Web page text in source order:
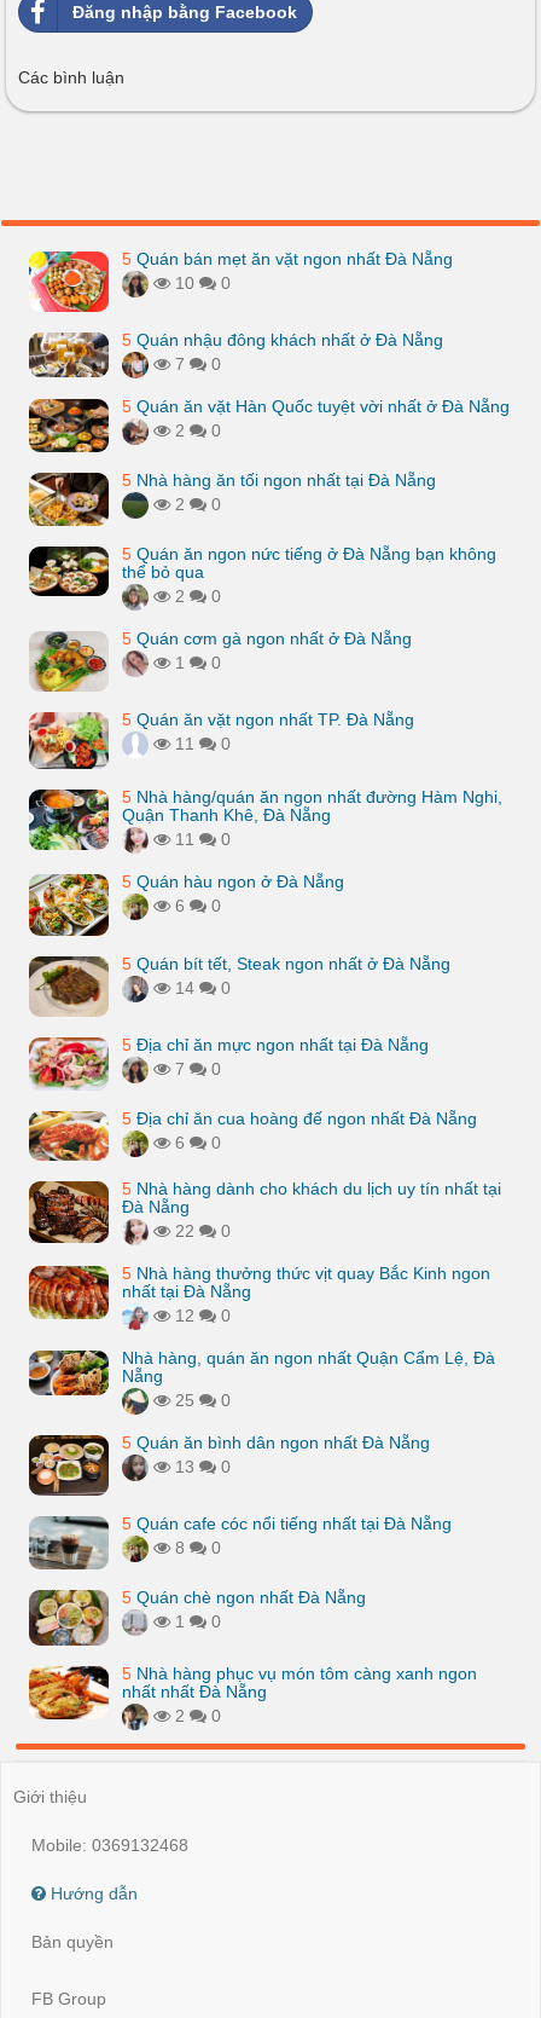
Đăng nhập bằng Facebook
Các bình luận
5 Quán bán mẹt ăn vặt ngon nhất Đà Nẵng
10
0
5 Quán nhậu đông khách nhất ở Đà Nẵng
7
0
5 Quán ăn vặt Hàn Quốc tuyệt vời nhất ở Đà Nẵng
2
0
5 Nhà hàng ăn tối ngon nhất tại Đà Nẵng
2
0
5 Quán ăn ngon nức tiếng ở Đà Nẵng bạn không
thể bỏ qua
2
0
5 Quán cơm gà ngon nhất ở Đà Nẵng
1
0
5 Quán ăn vặt ngon nhất TP. Đà Nẵng
11
0
5 Nhà hàng/quán ăn ngon nhất đường Hàm Nghi,
Quận Thanh Khê, Đà Nẵng
11
0
5 Quán hàu ngon ở Đà Nẵng
6
0
5 Quán bít tết, Steak ngon nhất ở Đà Nẵng
14
0
5 Địa chỉ ăn mực ngon nhất tại Đà Nẵng
7
0
5 Địa chỉ ăn cua hoàng đế ngon nhất Đà Nẵng
6
0
5 Nhà hàng dành cho khách du lịch uy tín nhất tại
Đà Nẵng
22
0
5 Nhà hàng thưởng thức vịt quay Bắc Kinh ngon
nhất tại Đà Nẵng
12
0
Nhà hàng, quán ăn ngon nhất Quận Cẩm Lệ, Đà
Nẵng
25
0
5 Quán ăn bình dân ngon nhất Đà Nẵng
13
0
5 Quán cafe cóc nổi tiếng nhất tại Đà Nẵng
8
0
5 Quán chè ngon nhất Đà Nẵng
1
0
5 Nhà hàng phục vụ món tôm càng xanh ngon
nhất nhất Đà Nẵng
2
0
Giới thiệu
Mobile: 0369132468
Hướng dẫn
Bản quyền
FB Group